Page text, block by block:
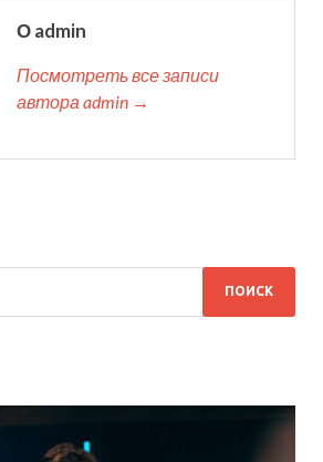
О admin
Посмотреть все записи
автора admin →